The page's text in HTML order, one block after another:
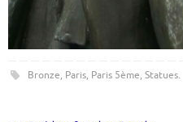
Bronze, Paris, Paris 5ème, Statues.